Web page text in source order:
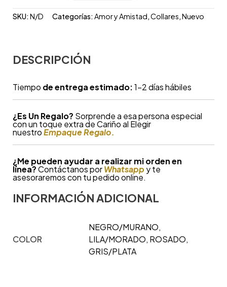
SKU:N/D Categorías:Amor y Amistad,Collares,Nuevo
DESCRIPCIÓN
Tiempo de entrega estimado:1-2 días hábiles
¿Es Un Regalo? Sorprende a esa persona especial
con un toque extra de Cariño al Elegir
nuestroEmpaque Regalo.
¿Me pueden ayudar a realizar mi orden en
línea?Contáctanos por Whatsapp y te
asesoraremos con tu pedido online.
INFORMACIÓN ADICIONAL
COLOR
NEGRO/MURANO,
LILA/MORADO, ROSADO,
GRIS/PLATA